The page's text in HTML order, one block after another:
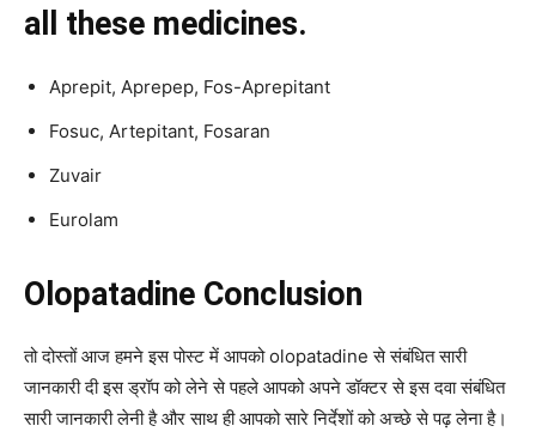
all these medicines.
Aprepit, Aprepep, Fos-Aprepitant
Fosuc, Artepitant, Fosaran
Zuvair
Eurolam
Olopatadine Conclusion
तो दोस्तों आज हमने इस पोस्ट में आपको olopatadine से संबंधित सारी
जानकारी दी इस ड्रॉप को लेने से पहले आपको अपने डॉक्टर से इस दवा संबंधित
सारी जानकारी लेनी है और साथ ही आपको सारे निर्देशों को अच्छे से पढ़ लेना है।